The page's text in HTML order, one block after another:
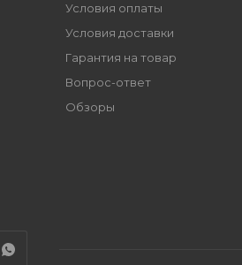
Условия оплаты
Условия доставки
Гарантия на товар
Вопрос-ответ
Обзоры